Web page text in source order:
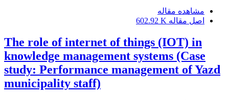
مشاهده مقاله
اصل مقاله 602.92 K
The role of internet of things (IOT) in
knowledge management systems (Case
study: Performance management of Yazd
municipality staff)